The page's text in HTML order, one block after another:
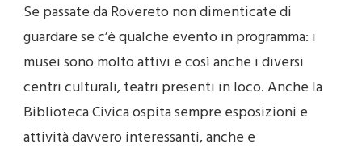
Se passate da Rovereto non dimenticate di
guardare se c’è qualche evento in programma: i
musei sono molto attivi e così anche i diversi
centri culturali, teatri presenti in loco. Anche la
Biblioteca Civica ospita sempre esposizioni e
attività davvero interessanti, anche e